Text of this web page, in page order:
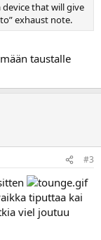
that will give
exhaust note.
taustalle
#3
tiputtaa kai
viel joutuu